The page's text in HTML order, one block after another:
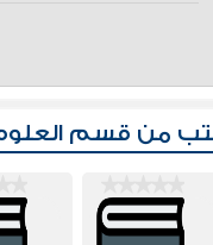
من قسم